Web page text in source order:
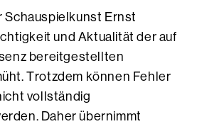
Schauspielkunst Ernst
und Aktualität der auf
bereitgestellten
Trotzdem können Fehler
vollständig
Daher übernimmt